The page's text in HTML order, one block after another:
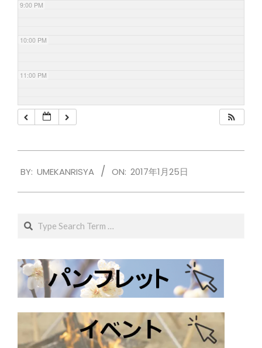
9:00 PM
10:00 PM
11:00 PM
01-
BY: UMEKANRISYA ON: 2017年1月25日
Search